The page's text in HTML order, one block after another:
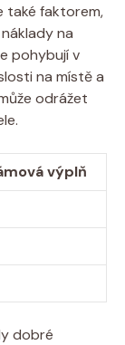
také faktorem,
na
pohybují v
na místě a
odrážet
výplň
dobré